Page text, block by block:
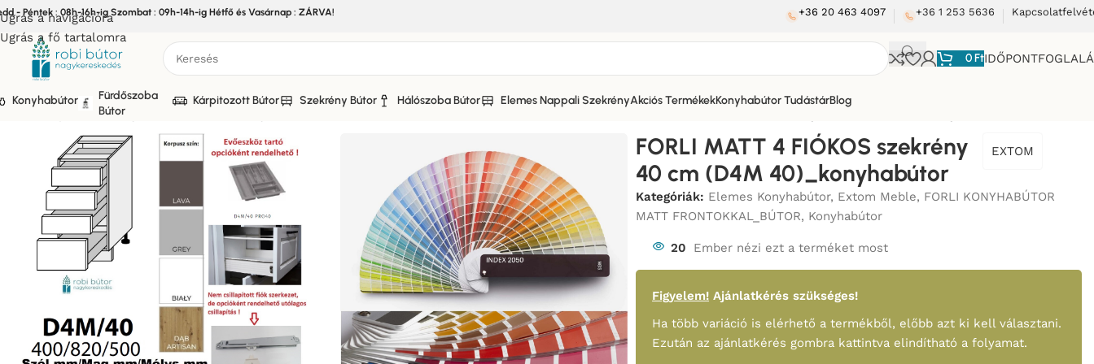
Ugrás a navigációra
Ugrás a fő tartalomra
- Péntek : 08h-16h-ig Szombat : 09h-14h-ig Hétfő és Vasárnap : ZÁRVA! +36 20 463 4097 +36 1 253 5636
0Ft
Konyhabútor
Fürdőszoba
Bútor
Kárpitozott Bútor Szekrény Bútor Hálószoba Bútor Elemes Nappali SzekrényAkciós TermékekKonyhabútor TudástárBlog
Bútor/Konyhabútor
FORLI MATT 4 FIÓKOS szekrény
40 cm (D4M 40)_konyhabútor
EXTOM
Kategóriák: Elemes Konyhabútor, Extom Meble, FORLI KONYHABÚTOR
MATT FRONTOKKAL_BÚTOR, Konyhabútor
20 Ember nézi ezt a terméket most
Figyelem! Ajánlatkérés szükséges!
Ha több variáció is elérhető a termékből, előbb azt ki kell választani.
Ezután az ajánlatkérés gombra kattintva elindítható a folyamat.